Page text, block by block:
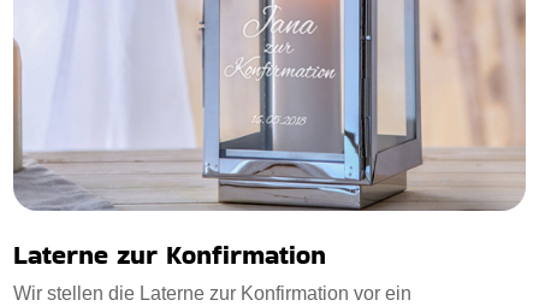
Laterne zur Konfirmation
Wir stellen die Laterne zur Konfirmation vor ein